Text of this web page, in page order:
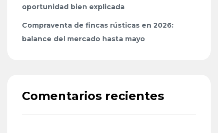
oportunidad bien explicada
Compraventa de fincas rústicas en 2026:
balance del mercado hasta mayo
Comentarios recientes